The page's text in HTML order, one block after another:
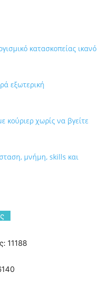
κατασκοπείας ικανό
εξωτερική
κούριερ χωρίς να βγείτε
μνήμη, skills και
11188